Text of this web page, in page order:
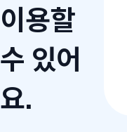
이용할
수 있어
요.